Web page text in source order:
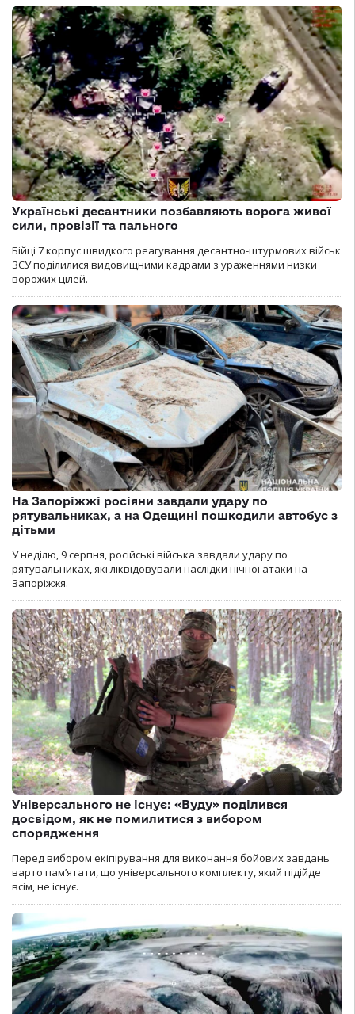
Українські десантники позбавляють ворога живої
сили, провізії та пального
Бійці 7 корпус швидкого реагування десантно-штурмових військ
ЗСУ поділилися видовищними кадрами з ураженнями низки
ворожих цілей.
На Запоріжжі росіяни завдали удару по
рятувальниках, а на Одещині пошкодили автобус з
дітьми
У неділю, 9 серпня, російські війська завдали удару по
рятувальниках, які ліквідовували наслідки нічної атаки на
Запоріжжя.
Універсального не існує: «Вуду» поділився
досвідом, як не помилитися з вибором
спорядження
Перед вибором екіпірування для виконання бойових завдань
варто пам’ятати, що універсального комплекту, який підійде
всім, не існує.